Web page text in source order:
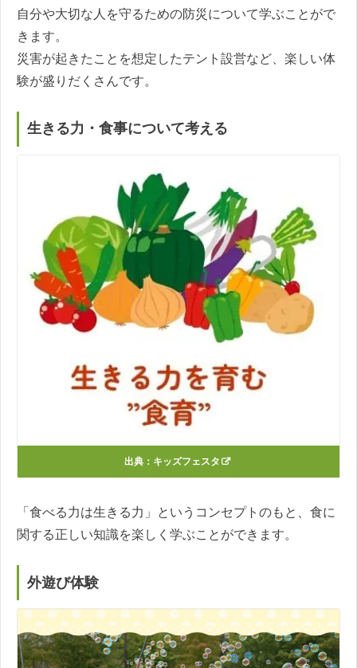
自分や大切な人を守るための防災について学ぶことがで
きます。
災害が起きたことを想定したテント設営など、楽しい体
験が盛りだくさんです。
生きる力・食事について考える
出典： キッズフェスタ
「食べる力は生きる力」というコンセプトのもと、食に
関する正しい知識を楽しく学ぶことができます。
外遊び体験